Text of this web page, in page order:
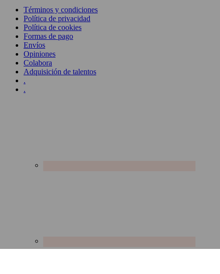
Términos y condiciones
Política de privacidad
Política de cookies
Formas de pago
Envíos
Opiniones
Colabora
Adquisición de talentos
.
.